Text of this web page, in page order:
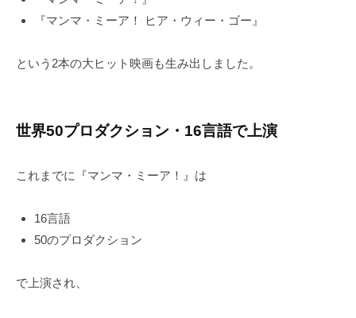
『マンマ・ミーア！ ヒア・ウィー・ゴー』
という2本の大ヒット映画も生み出しました。
世界50プロダクション・16言語で上演
これまでに『マンマ・ミーア！』は
16言語
50のプロダクション
で上演され、